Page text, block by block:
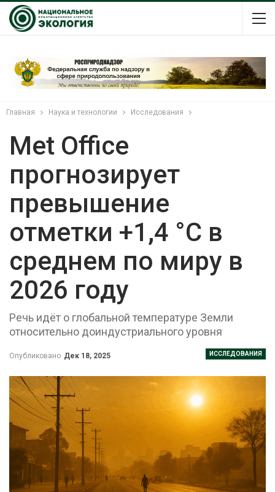
Главная Наука и технологии Исследования
Met Office
прогнозирует
превышение
отметки +1,4 °C в
среднем по миру в
2026 году
Речь идёт о глобальной температуре Земли
относительно доиндустриального уровня
ИССЛЕДОВАНИЯ
Опубликовано Дек 18, 2025